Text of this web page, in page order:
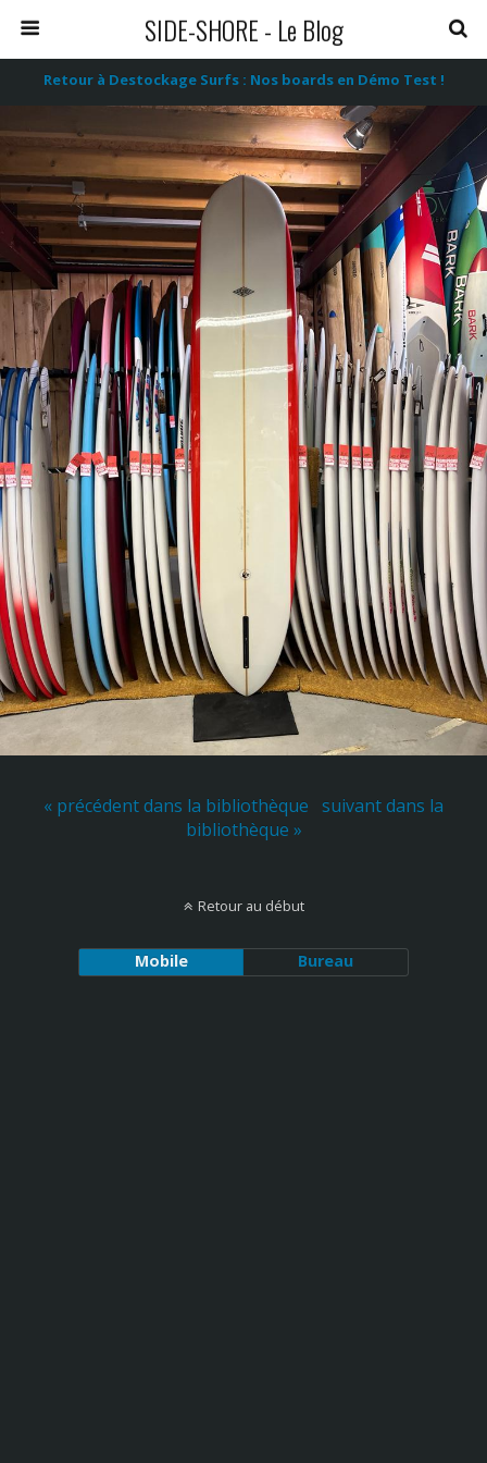
SIDE-SHORE - Le Blog
Retour à Destockage Surfs : Nos boards en Démo Test !
« précédent dans la bibliothèque suivant dans la
bibliothèque »
Retour au début
Mobile Bureau